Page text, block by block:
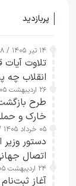
پربازدید
۱۴ تیر ۱۴۰۵ / ۱۵:۰۸
تلاوت
انقلاب چه
۲۶ اردیبهشت ۱۴۰۵ / ۱۰:۱۵
طرح‌
خارک و
۰۵ خرداد ۱۴۰۵ / ۱۳:۲۸
دستور وزیر
اتصال
کامل مردم تا ۲۴ ساعت
۲۴ اردیبهشت ۱۴۰۵ / ۰۹:۱۵